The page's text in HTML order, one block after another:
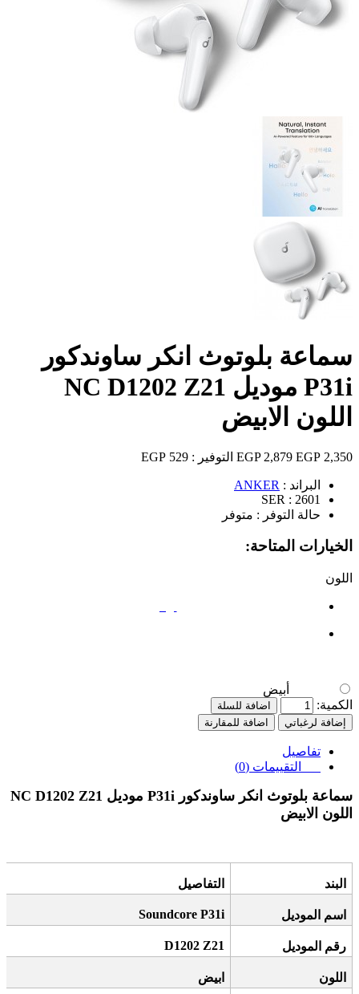
سماعة بلوتوث انكر ساوندكور
P31i موديل NC D1202 Z21
اللون الابيض
2,350 EGP
2,879 EGP التوفير : 529 EGP
البراند : ANKER
SER : 2601
حالة التوفر : متوفر
الخيارات المتاحة:
اللون
أبيض
الكمية:
اضافة للسلة
إضافة لرغباتي
اضافة للمقارنة
تفاصيل
التقييمات (0)
سماعة بلوتوث انكر ساوندكور P31i موديل NC D1202 Z21
اللون الابيض
البند التفاصيل
اسم الموديل Soundcore P31i
رقم الموديل D1202 Z21
اللون ابيض